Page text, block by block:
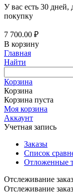
У вас есть 30 дней,
покупку
7 700.00 ₽
В корзину
Главная
Найти
Корзина
Корзина
Корзина пуста
Моя корзина
Аккаунт
Учетная запись
Заказы
Список
Отложенные
Отслеживание
Отслеживание